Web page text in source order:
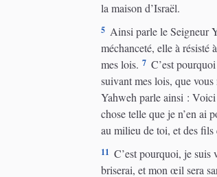
la maison d’Israël.
5 Ainsi parle le Seigneur
méchanceté, elle à résisté
mes lois. 7 C’est
suivant mes lois, que vous
Yahweh parle ainsi :
chose telle que je n’en ai
au milieu de toi, et des fils
11 C’est pourquoi, je suis
briserai, et mon œil sera